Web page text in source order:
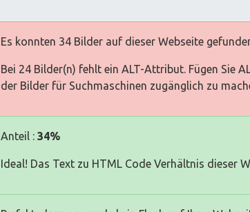
Es konnten 34 Bilder auf dieser Webseite
Bei 24 Bilder(n) fehlt ein ALT-Attribut. Fügen Sie
der Bilder für Suchmaschinen zugänglich zu
Anteil : 34%
Ideal! Das Text zu HTML Code Verhältnis dieser